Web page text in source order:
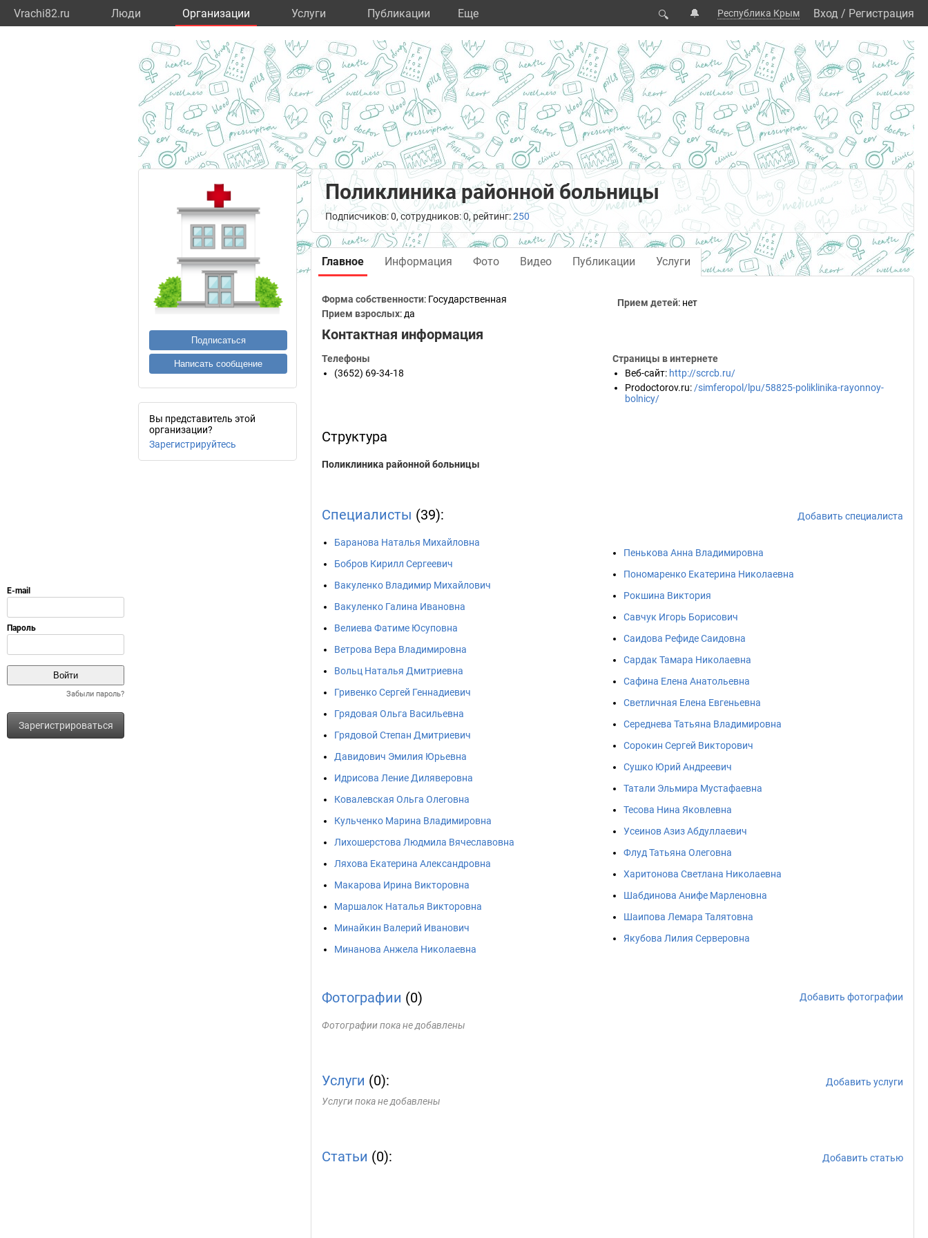
Vrachi82.ru Люди Организации Услуги Публикации Eще 🔍 🔔 Республика Крым Вход / Регистрация
Забыли пароль?
Зарегистрироваться
Подписаться
Написать сообщение
Вы представитель этой
организации?
Зарегистрируйтесь
Поликлиника районной больницы
Подписчиков: 0, сотрудников: 0, рейтинг:250
Главное Информация Фото Видео Публикации Услуги
Форма собственности: Государственная
Прием взрослых: да
Прием детей: нет
Контактная информация
Телефоны
(3652) 69-34-18
Страницы в интернете
Веб-сайт: http://scrcb.ru/
Prodoctorov.ru: /simferopol/lpu/58825-poliklinika-rayonnoy-
bolnicy/
Структура
Поликлиника районной больницы
Специалисты (39): Добавить специалиста
Баранова Наталья Михайловна
Бобров Кирилл Сергеевич
Вакуленко Владимир Михайлович
Вакуленко Галина Ивановна
Велиева Фатиме Юсуповна
Ветрова Вера Владимировна
Вольц Наталья Дмитриевна
Гривенко Сергей Геннадиевич
Грядовая Ольга Васильевна
Грядовой Степан Дмитриевич
Давидович Эмилия Юрьевна
Идрисова Ление Диляверовна
Ковалевская Ольга Олеговна
Кульченко Марина Владимировна
Лихошерстова Людмила Вячеславовна
Ляхова Екатерина Александровна
Макарова Ирина Викторовна
Маршалок Наталья Викторовна
Минайкин Валерий Иванович
Минанова Анжела Николаевна
Пенькова Анна Владимировна
Пономаренко Екатерина Николаевна
Рокшина Виктория
Савчук Игорь Борисович
Саидова Рефиде Саидовна
Сардак Тамара Николаевна
Сафина Елена Анатольевна
Светличная Елена Евгеньевна
Середнева Татьяна Владимировна
Сорокин Сергей Викторович
Сушко Юрий Андреевич
Татали Эльмира Мустафаевна
Тесова Нина Яковлевна
Усеинов Азиз Абдуллаевич
Флуд Татьяна Олеговна
Харитонова Светлана Николаевна
Шабдинова Анифе Марленовна
Шаипова Лемара Талятовна
Якубова Лилия Серверовна
Фотографии (0) Добавить фотографии
Фотографии пока не добавлены
Услуги (0):
Добавить услуги
Услуги пока не добавлены
Статьи (0): Добавить статью